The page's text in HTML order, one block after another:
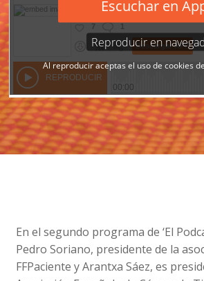
En el segundo programa de ‘El
Pedro Soriano, presidente de la
FFPaciente y Arantxa Sáez, es